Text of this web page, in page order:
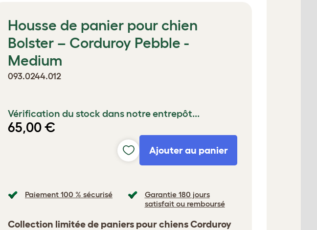
Housse de panier pour chien
Bolster – Corduroy Pebble -
Medium
093.0244.012
Vérification du stock dans notre entrepôt...
65,00 €
Ajouter au panier
Paiement 100 % sécurisé
Garantie 180 jours
satisfait ou remboursé
Collection limitée de paniers pour chiens Corduroy